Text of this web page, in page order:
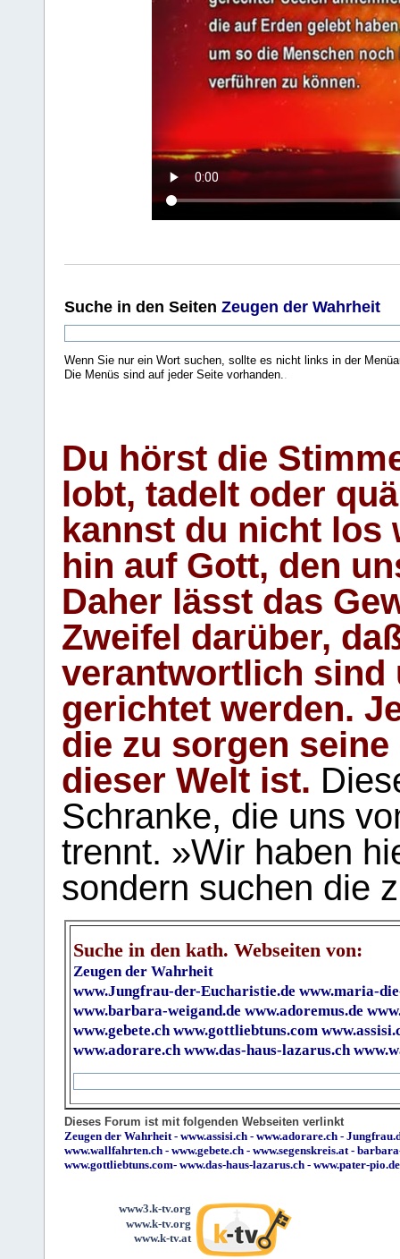
Suche in den Seiten Zeugen der Wahrheit
Wenn Sie nur ein Wort suchen, sollte es nicht links in der
Die Menüs sind auf jeder Seite vorhanden..
Du hörst die
lobt, tadelt oder
kannst du nicht los
hin auf Gott, den
Daher lässt das
Zweifel darüber,
verantwortlich sind
gerichtet werden.
die zu sorgen
dieser Welt ist.
Schranke, die uns
trennt. »Wir haben
sondern suchen die
Suche in den kath. Webseiten von:
Zeugen der Wahrheit
www.Jungfrau-der-Eucharistie.de www.maria-
www.barbara-weigand.de www.adoremus.de
www.gebete.ch www.gottliebtuns.com
www.adorare.ch www.das-haus-lazarus.ch
Dieses Forum ist mit folgenden Webseiten verlinkt
Zeugen der Wahrheit- www.assisi.ch - www.adorare.ch -
www.wallfahrten.ch - www.gebete.ch - www.segenskreis.at-
www.gottliebtuns.com- www.das-haus-lazarus.ch - www.pater-pio.de
www3.k-tv.org
www.k-tv.org
www.k-tv.at